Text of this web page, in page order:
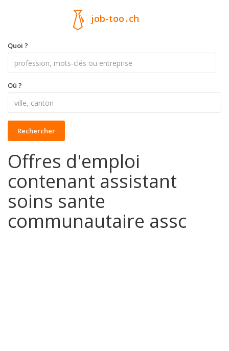
job-too.ch
Quoi ?
Oú ?
Rechercher
Offres d'emploi
contenant assistant
soins sante
communautaire assc